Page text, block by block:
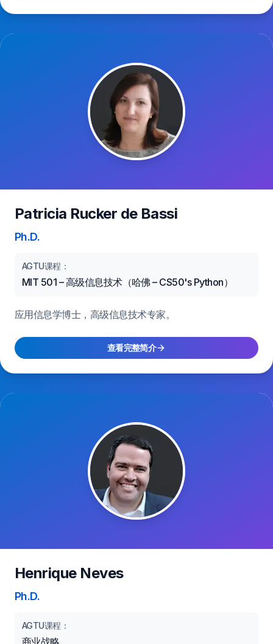
Patricia Rucker de Bassi
Ph.D.
AGTU课程：
MIT 501 – 高级信息技术（哈佛 – CS50's Python）
应用信息学博士，高级信息技术专家。
查看完整简介
Henrique Neves
Ph.D.
AGTU课程：